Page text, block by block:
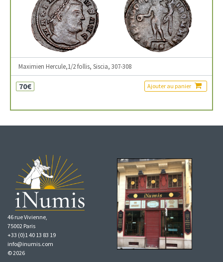
Maximien Hercule,1/2 follis, Siscia, 307-308
70€ Ajouter au panier
46 rue Vivienne,
75002 Paris
+33 (0)1 40 13 83 19
info@inumis.com
© 2026